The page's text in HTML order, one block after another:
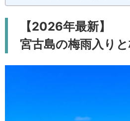
【2026年最新】
宮古島の梅雨入り